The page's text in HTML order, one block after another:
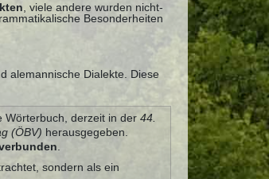
, viele andere wurden nicht-
Besonderheiten
alemannische Dialekte. Diese
Wörterbuch, derzeit in der 44.
(ÖBV) herausgegeben.
sondern als ein